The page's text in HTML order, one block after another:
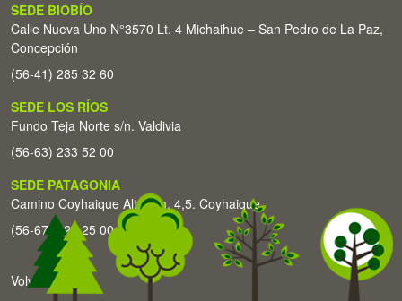
SEDE BIOBÍO
Calle Nueva Uno N°3570 Lt. 4 Michaihue – San Pedro de La Paz,
Concepción
(56-41) 285 32 60
SEDE LOS RÍOS
Fundo Teja Norte s/n. Valdivia
(56-63) 233 52 00
SEDE PATAGONIA
Camino Coyhaique Alto Km. 4,5. Coyhaique
(56-67) 226 25 00
Volver arriba